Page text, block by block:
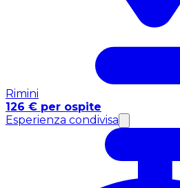
Rimini
126 € per ospite
Esperienza condivisa